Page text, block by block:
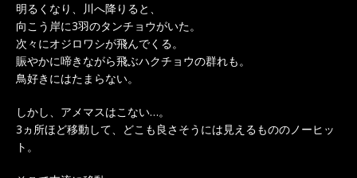
明るくなり、川へ降りると、
向こう岸に3羽のタンチョウがいた。
次々にオジロワシが飛んでくる。
賑やかに啼きながら飛ぶハクチョウの群れも。
鳥好きにはたまらない。
しかし、アメマスはこない…。
3ヵ所ほど移動して、どこも良さそうには見えるもののノーヒッ
ト。